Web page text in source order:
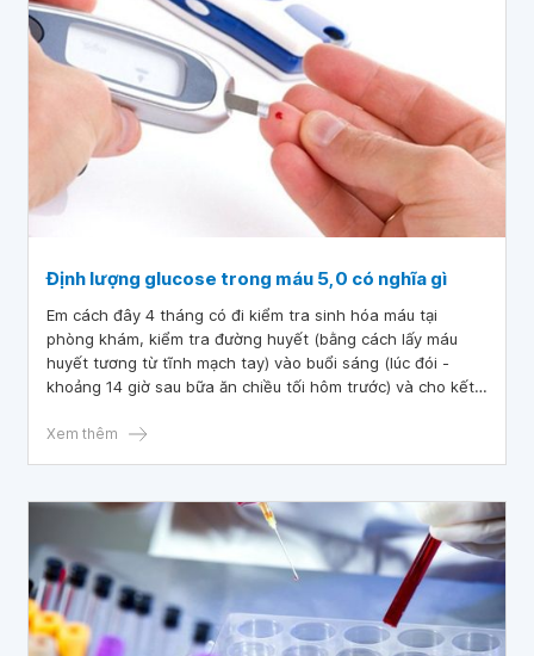
Định lượng glucose trong máu 5,0 có nghĩa gì
Em cách đây 4 tháng có đi kiểm tra sinh hóa máu tại
phòng khám, kiểm tra đường huyết (bằng cách lấy máu
huyết tương từ tĩnh mạch tay) vào buổi sáng (lúc đói -
khoảng 14 giờ sau bữa ăn chiều tối hôm trước) và cho kết
Xem thêm